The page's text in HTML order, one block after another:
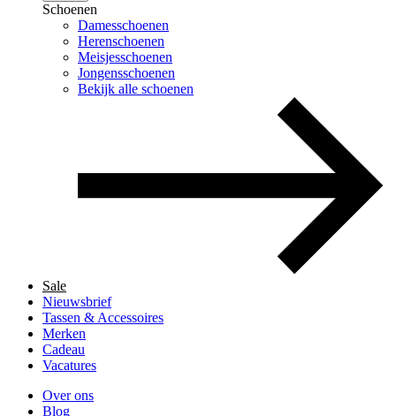
Schoenen
Damesschoenen
Herenschoenen
Meisjesschoenen
Jongensschoenen
Bekijk alle schoenen
Sale
Nieuwsbrief
Tassen & Accessoires
Merken
Cadeau
Vacatures
Over ons
Blog